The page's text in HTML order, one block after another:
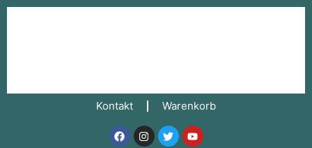
Zum
Kontakt
Warenkorb
FacebookInstagram
TwitterYoutube